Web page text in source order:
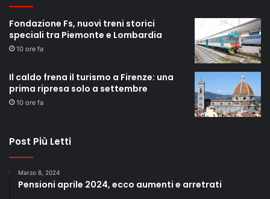
Fondazione Fs, nuovi treni storici
speciali tra Piemonte e Lombardia
10 ore fa
Il caldo frena il turismo a Firenze: una
prima ripresa solo a settembre
10 ore fa
Post Più Letti
Marzo 8, 2024
Pensioni aprile 2024, ecco aumenti e arretrati